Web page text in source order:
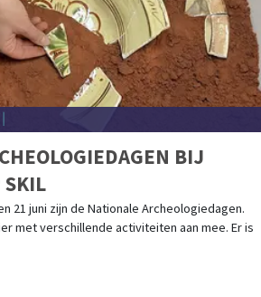
BIJ
SKIL
21 juni zijn de Nationale Archeologiedagen.
met verschillende activiteiten aan mee. Er is